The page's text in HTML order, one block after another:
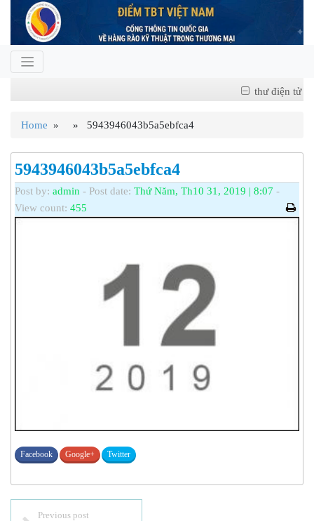
thư điện tử
Home » » 5943946043b5a5ebfca4
5943946043b5a5ebfca4
Post by: admin - Post date: Thứ Năm, Th10 31, 2019 | 8:07 -
View count: 455
Facebook Google+ Twitter
Previous post